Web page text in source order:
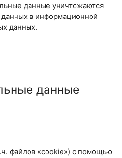
данные уничтожаются
данных в информационной
данных.
данные
файлов «cookie») с помощью